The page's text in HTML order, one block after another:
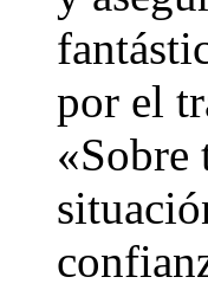
por el
«Sobre